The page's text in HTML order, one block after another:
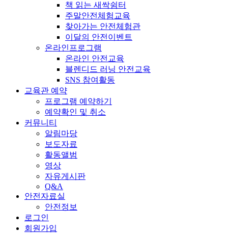
책 읽는 새싹쉼터
주말안전체험교육
찾아가는 안전체험관
이달의 안전이벤트
온라인프로그램
온라인 안전교육
블렌디드 러닝 안전교육
SNS 참여활동
교육관 예약
프로그램 예약하기
예약확인 및 취소
커뮤니티
알림마당
보도자료
활동앨범
영상
자유게시판
Q&A
안전자료실
안전정보
로그인
회원가입